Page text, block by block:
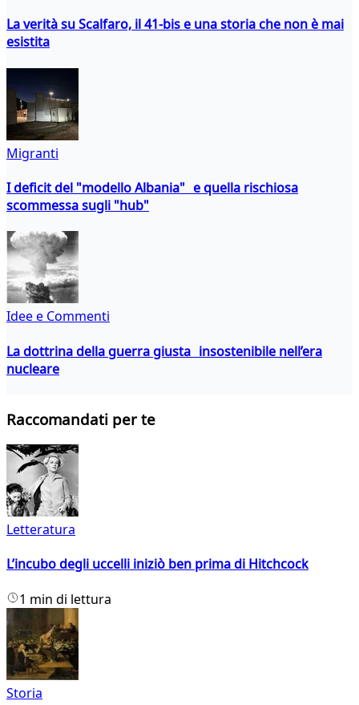
La verità su Scalfaro, il 41-bis e una storia che non è mai
esistita
Migranti
I deficit del "modello Albania" e quella rischiosa
scommessa sugli "hub"
Idee e Commenti
La dottrina della guerra giusta insostenibile nell’era
nucleare
Raccomandati per te
Letteratura
L’incubo degli uccelli iniziò ben prima di Hitchcock
1 min di lettura
Storia